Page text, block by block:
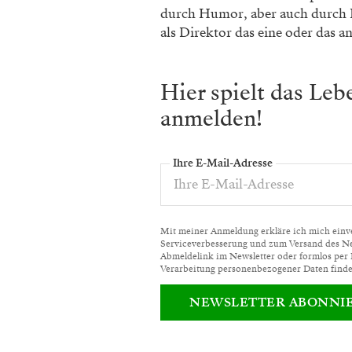
durch Humor, aber auch durch
als Direktor das eine oder das
Hier spielt das
anmelden!
Ihre E-Mail-Adresse
Mit meiner Anmeldung erkläre ich mich
Serviceverbesserung und zum Versand des
Abmeldelink im Newsletter oder formlos
Verarbeitung personenbezogener Daten
NEWSLETTER